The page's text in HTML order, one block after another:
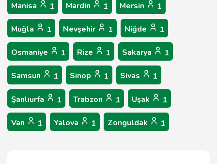
Manisa 1 Mardin 1 Mersin 1
Muğla 1 Nevşehir 1 Niğde 1
Osmaniye 1 Rize 1 Sakarya 1
Samsun 1 Sinop 1 Sivas 1
Şanlıurfa 1 Trabzon 1 Uşak 1
Van 1 Yalova 1 Zonguldak 1